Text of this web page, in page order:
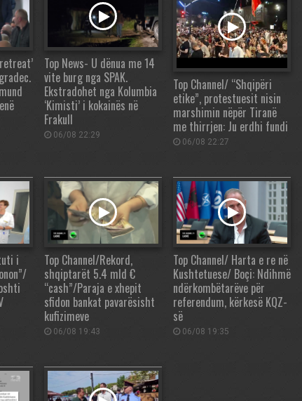
Top News- U dënua me 14
vite burg nga SPAK.
Ekstradohet nga Kolumbia
‘Kimisti’ i kokainës në
Frakull
06/08 22:29
Top Channel/ “Shqipëri
etike”, protestuesit nisin
marshimin nëpër Tiranë
me thirrjen: Ju erdhi fundi
06/08 22:27
i
Top Channel/Rekord,
shqiptarët 5.4 mld €
“cash”/Paraja e xhepit
sfidon bankat pavarësisht
kufizimeve
06/08 19:43
Top Channel/ Harta e re në
Kushtetuese/ Boçi: Ndihmë
ndërkombëtarëve për
referendum, kërkesë KQZ-
së
06/08 19:35